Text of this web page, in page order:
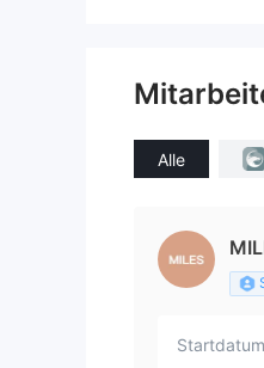
Alle
Startdatum